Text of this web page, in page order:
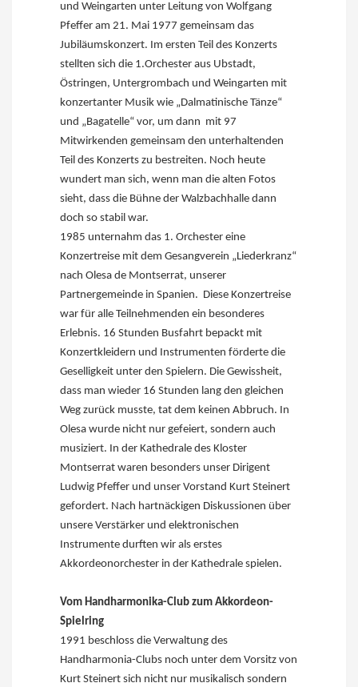
und Weingarten unter Leitung von Wolfgang
Pfeffer am 21. Mai 1977 gemeinsam das
Jubiläumskonzert. Im ersten Teil des Konzerts
stellten sich die 1.Orchester aus Ubstadt,
Östringen, Untergrombach und Weingarten mit
konzertanter Musik wie „Dalmatinische Tänze“
und „Bagatelle“ vor, um dann mit 97
Mitwirkenden gemeinsam den unterhaltenden
Teil des Konzerts zu bestreiten. Noch heute
wundert man sich, wenn man die alten Fotos
sieht, dass die Bühne der Walzbachhalle dann
doch so stabil war.
1985 unternahm das 1. Orchester eine
Konzertreise mit dem Gesangverein „Liederkranz“
nach Olesa de Montserrat, unserer
Partnergemeinde in Spanien. Diese Konzertreise
war für alle Teilnehmenden ein besonderes
Erlebnis. 16 Stunden Busfahrt bepackt mit
Konzertkleidern und Instrumenten förderte die
Geselligkeit unter den Spielern. Die Gewissheit,
dass man wieder 16 Stunden lang den gleichen
Weg zurück musste, tat dem keinen Abbruch. In
Olesa wurde nicht nur gefeiert, sondern auch
musiziert. In der Kathedrale des Kloster
Montserrat waren besonders unser Dirigent
Ludwig Pfeffer und unser Vorstand Kurt Steinert
gefordert. Nach hartnäckigen Diskussionen über
unsere Verstärker und elektronischen
Instrumente durften wir als erstes
Akkordeonorchester in der Kathedrale spielen.
Vom Handharmonika-Club zum Akkordeon-
Spielring
1991 beschloss die Verwaltung des
Handharmonia-Clubs noch unter dem Vorsitz von
Kurt Steinert sich nicht nur musikalisch sondern